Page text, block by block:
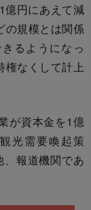
円にあえて減
の規模とは関係
るようになっ
権なくして計上
が資本金を1億
光需要喚起策
、報道機関であ